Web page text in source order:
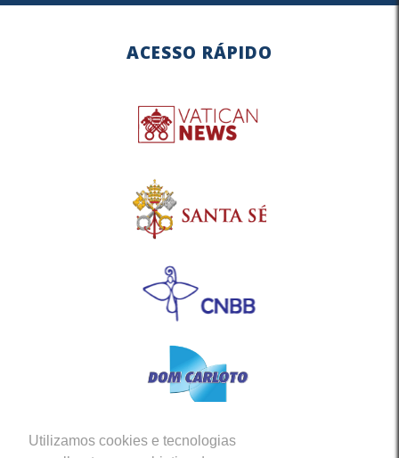
Utilizamos cookies e tecnologias
ACESSO RÁPIDO